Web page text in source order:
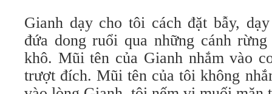
Gianh dạy cho tôi cách đặt bẫy,
đứa dong ruổi qua những cánh
khô. Mũi tên của Gianh nhắm vào
trượt đích. Mũi tên của tôi không